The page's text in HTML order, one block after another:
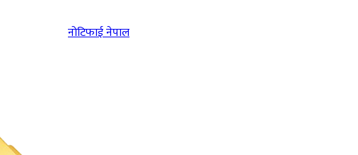
नोटिफाई नेपाल